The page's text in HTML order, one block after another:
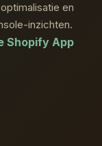
en
inzichten.
Shopify App